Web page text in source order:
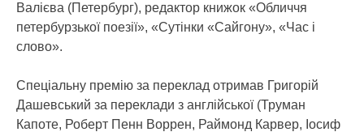
Валієва (Петербург), редактор книжок «Обличчя
петербурзької поезії», «Сутінки «Сайгону», «Час і
слово».
Спеціальну премію за переклад отримав Григорій
Дашевський за переклади з англійської (Труман
Капоте, Роберт Пенн Воррен, Раймонд Карвер, Іосиф